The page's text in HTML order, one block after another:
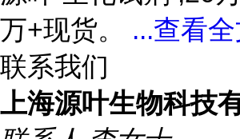
万+现货。 ...查看
联系我们
上海源叶生物科技